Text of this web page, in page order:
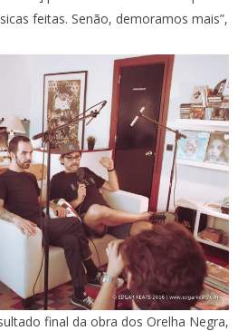
feitas. Senão, demoramos mais”,
final da obra dos Orelha Negra,